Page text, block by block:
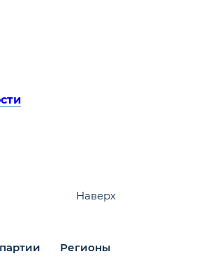
Регионы
Наверх